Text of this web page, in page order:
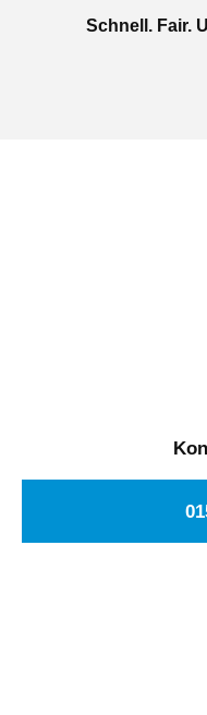
Schnell. Fair.